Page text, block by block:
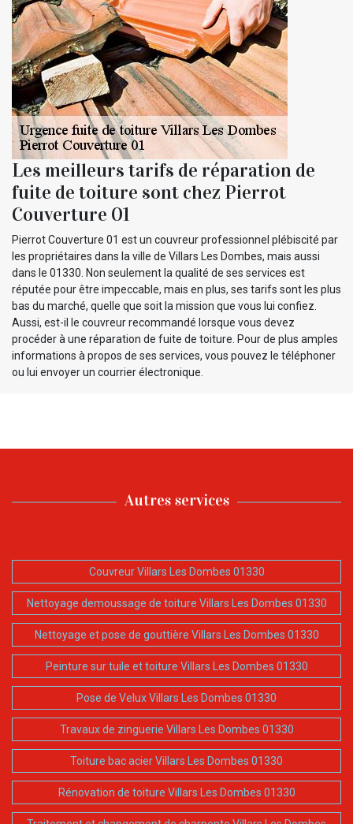
Les meilleurs tarifs de réparation de
fuite de toiture sont chez Pierrot
Couverture 01
Pierrot Couverture 01 est un couvreur professionnel plébiscité par
les propriétaires dans la ville de Villars Les Dombes, mais aussi
dans le 01330. Non seulement la qualité de ses services est
réputée pour être impeccable, mais en plus, ses tarifs sont les plus
bas du marché, quelle que soit la mission que vous lui confiez.
Aussi, est-il le couvreur recommandé lorsque vous devez
procéder à une réparation de fuite de toiture. Pour de plus amples
informations à propos de ses services, vous pouvez le téléphoner
ou lui envoyer un courrier électronique.
Autres services
Couvreur Villars Les Dombes 01330
Nettoyage demoussage de toiture Villars Les Dombes 01330
Nettoyage et pose de gouttière Villars Les Dombes 01330
Peinture sur tuile et toiture Villars Les Dombes 01330
Pose de Velux Villars Les Dombes 01330
Travaux de zinguerie Villars Les Dombes 01330
Toiture bac acier Villars Les Dombes 01330
Rénovation de toiture Villars Les Dombes 01330